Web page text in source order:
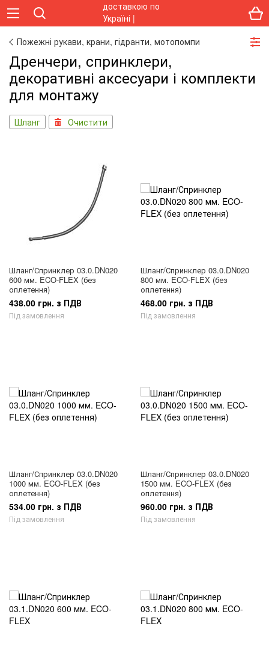
Пожежні рукави, крани, гідранти, мотопомпи
Дренчери, спринклери,
декоративні аксесуари і комплекти
для монтажу
Шланг Очистити
Шланг/Спринклер 03.0.DN020
600 мм. ECO-FLEX (без
оплетення)
438.00 грн. з ПДВ
Під замовлення
Шланг/Спринклер 03.0.DN020
800 мм. ECO-FLEX (без
оплетення)
468.00 грн. з ПДВ
Під замовлення
Шланг/Спринклер 03.0.DN020
1000 мм. ECO-FLEX (без
оплетення)
534.00 грн. з ПДВ
Під замовлення
Шланг/Спринклер 03.0.DN020
1500 мм. ECO-FLEX (без
оплетення)
960.00 грн. з ПДВ
Під замовлення